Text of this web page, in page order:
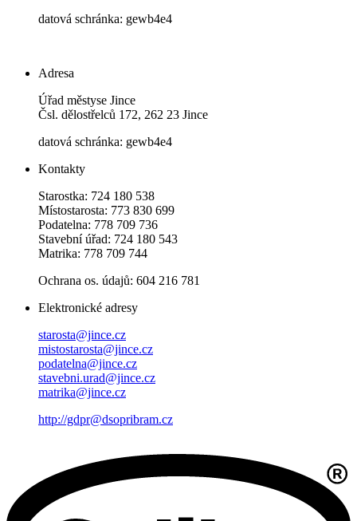
datová schránka: gewb4e4
Adresa
Úřad městyse Jince
Čsl. dělostřelců 172, 262 23 Jince
datová schránka: gewb4e4
Kontakty
Starostka: 724 180 538
Místostarosta: 773 830 699
Podatelna: 778 709 736
Stavební úřad: 724 180 543
Matrika: 778 709 744
Ochrana os. údajů: 604 216 781
Elektronické adresy
starosta@jince.cz
mistostarosta@jince.cz
podatelna@jince.cz
stavebni.urad@jince.cz
matrika@jince.cz
http://gdpr@dsopribram.cz